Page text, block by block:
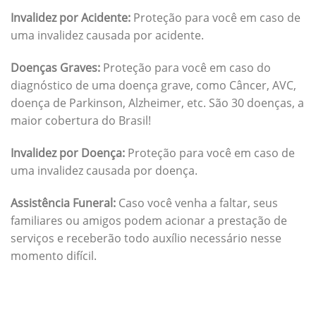
Invalidez por Acidente: Proteção para você em caso de
uma invalidez causada por acidente.
Doenças Graves: Proteção para você em caso do
diagnóstico de uma doença grave, como Câncer, AVC,
doença de Parkinson, Alzheimer, etc. São 30 doenças, a
maior cobertura do Brasil!
Invalidez por Doença: Proteção para você em caso de
uma invalidez causada por doença.
Assistência Funeral: Caso você venha a faltar, seus
familiares ou amigos podem acionar a prestação de
serviços e receberão todo auxílio necessário nesse
momento difícil.